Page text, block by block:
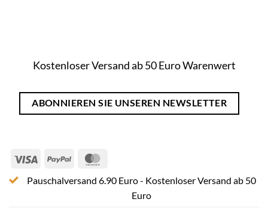
Kostenloser Versand ab 50 Euro Warenwert
ABONNIEREN SIE UNSEREN NEWSLETTER
Visa PayPal
Pauschalversand 6.90 Euro - Kostenloser Versand ab 50
Euro